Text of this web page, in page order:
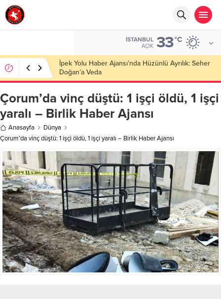
İSTANBUL
AÇIK 33°C
Başkan Nihat Öztürk, Şanahan’da Hacı Eryaman’a
Misafir Oldu
Çorum’da vinç düştü: 1 işçi öldü, 1 işçi
yaralı – Birlik Haber Ajansı
Anasayfa
Dünya
Çorum’da vinç düştü: 1 işçi öldü, 1 işçi yaralı – Birlik Haber Ajansı